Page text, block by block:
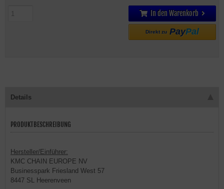
In den Warenkorb
Direkt zu PayPal
Details
PRODUKTBESCHREIBUNG
Hersteller/Einführer:
KMC CHAIN EUROPE NV
Businesspark Friesland West 57
8447 SL Heerenveen